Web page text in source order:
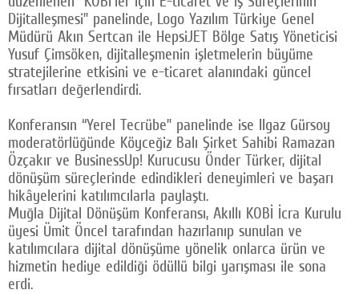
Dijitalleşmesi” panelinde, Logo Yazılım Türkiye Genel
Müdürü Akın Sertcan ile HepsiJET Bölge Satış Yöneticisi
Yusuf Çimsöken, dijitalleşmenin işletmelerin büyüme
stratejilerine etkisini ve e-ticaret alanındaki güncel
fırsatları değerlendirdi.
Konferansın “Yerel Tecrübe” panelinde ise Ilgaz Gürsoy
moderatörlüğünde Köyceğiz Balı Şirket Sahibi Ramazan
Özçakır ve BusinessUp! Kurucusu Önder Türker, dijital
dönüşüm süreçlerinde edindikleri deneyimleri ve başarı
hikâyelerini katılımcılarla paylaştı.
Muğla Dijital Dönüşüm Konferansı, Akıllı KOBİ İcra Kurulu
üyesi Ümit Öncel tarafından hazırlanıp sunulan ve
katılımcılara dijital dönüşüme yönelik onlarca ürün ve
hizmetin hediye edildiği ödüllü bilgi yarışması ile sona
erdi.